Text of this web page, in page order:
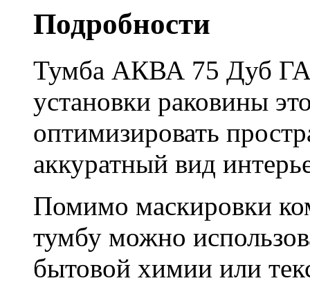
Подробности
Тумба АКВА 75 Дуб
установки раковины
оптимизировать
аккуратный вид
Помимо маскировки
тумбу можно
бытовой химии или